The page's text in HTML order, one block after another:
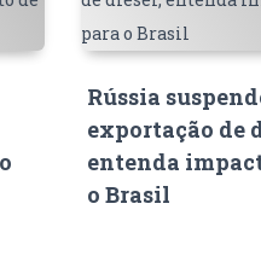
Rússia
exportação de
entenda
o Brasil